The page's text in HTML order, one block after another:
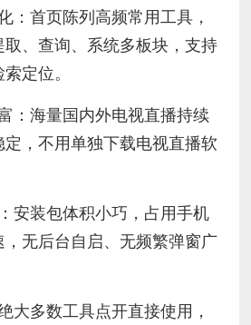
：首页陈列高频常用工具，
、查询、系统多板块，支持
定位。
：海量国内外电视直播持续
定，不用单独下载电视直播软
安装包体积小巧，占用手机
，无后台自启、无频繁弹窗广
大多数工具点开直接使用，